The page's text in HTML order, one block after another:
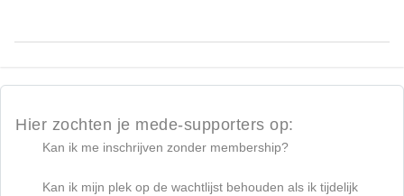
Hier zochten je mede-supporters op:
Kan ik me inschrijven zonder membership?
Kan ik mijn plek op de wachtlijst behouden als ik tijdelijk